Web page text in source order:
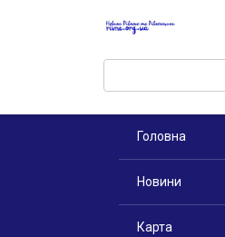
Поиск:
Головна
Новини
Карта